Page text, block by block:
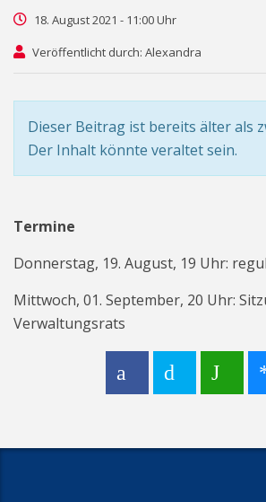
18. August 2021 - 11:00 Uhr
Veröffentlicht durch: Alexandra
Dieser Beitrag ist bereits älter als
Der Inhalt könnte veraltet sein.
Termine
Donnerstag, 19. August, 19 Uhr:
Mittwoch, 01. September, 20 Uhr:
Verwaltungsrats